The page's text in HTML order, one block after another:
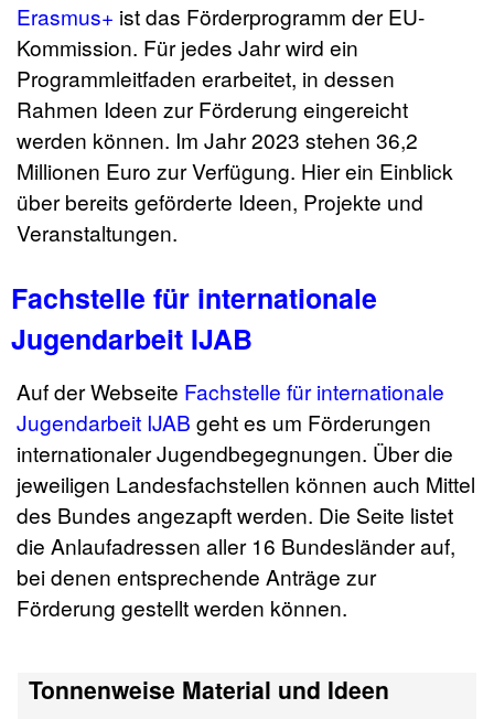
Erasmus+ ist das Förderprogramm der EU-
Kommission. Für jedes Jahr wird ein
Programmleitfaden erarbeitet, in dessen
Rahmen Ideen zur Förderung eingereicht
werden können. Im Jahr 2023 stehen 36,2
Millionen Euro zur Verfügung. Hier ein Einblick
über bereits geförderte Ideen, Projekte und
Veranstaltungen.
Fachstelle für internationale
Jugendarbeit IJAB
Auf der Webseite Fachstelle für internationale
Jugendarbeit IJAB geht es um Förderungen
internationaler Jugendbegegnungen. Über die
jeweiligen Landesfachstellen können auch Mittel
des Bundes angezapft werden. Die Seite listet
die Anlaufadressen aller 16 Bundesländer auf,
bei denen entsprechende Anträge zur
Förderung gestellt werden können.
Tonnenweise Material und Ideen